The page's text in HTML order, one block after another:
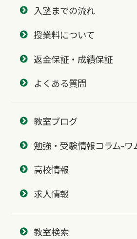
入塾までの流れ
授業料について
返金保証・成績保証
よくある質問
教室ブログ
勉強・受験情報コラム-ワ
高校情報
求人情報
教室検索